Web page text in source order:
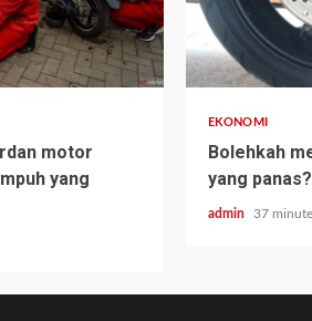
motor
yang
EKONOMI
Bolehkah
yang
admin 37